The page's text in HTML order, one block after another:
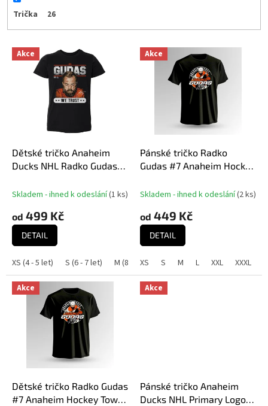
Trička 26
V Akce
Dětské tričko Anaheim
Ducks NHL Radko Gudas
Skladem - ihned k odeslání(1 ks)
od 499 Kč
DETAIL
XS (4 - 5 let) S (6 - 7 let) M (8 - 9 let) L (10 - 11 let) XL (12 - 14
Akce
Pánské tričko Radko
Gudas #7 Anaheim Hockey
(Anaheim Ducks NHL)
Skladem - ihned k odeslání(2 ks)
od 449 Kč
DETAIL
XS S M L XXL XXXL
Akce
Dětské tričko Radko Gudas
#7 Anaheim Hockey Town
Akce
Pánské tričko Anaheim
Ducks NHL Primary Logo